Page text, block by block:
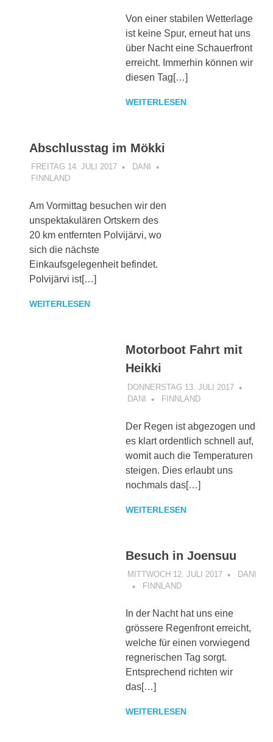
Von einer stabilen Wetterlage
ist keine Spur, erneut hat uns
über Nacht eine Schauerfront
erreicht. Immerhin können wir
diesen Tag[…]
WEITERLESEN
Abschlusstag im Mökki
FREITAG 14. JULI 2017
DANI
FINNLAND
Am Vormittag besuchen wir den
unspektakulären Ortskern des
20 km entfernten Polvijärvi, wo
sich die nächste
Einkaufsgelegenheit befindet.
Polvijärvi ist[…]
WEITERLESEN
Motorboot Fahrt mit
Heikki
DONNERSTAG 13. JULI 2017
DANI
FINNLAND
Der Regen ist abgezogen und
es klart ordentlich schnell auf,
womit auch die Temperaturen
steigen. Dies erlaubt uns
nochmals das[…]
WEITERLESEN
Besuch in Joensuu
MITTWOCH 12. JULI 2017
DANI
FINNLAND
In der Nacht hat uns eine
grössere Regenfront erreicht,
welche für einen vorwiegend
regnerischen Tag sorgt.
Entsprechend richten wir
das[…]
WEITERLESEN